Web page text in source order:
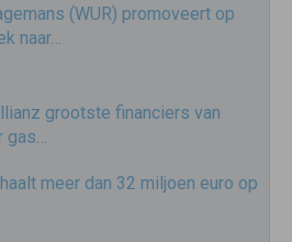
(WUR) promoveert op
naar…
grootste financiers van
gas…
meer dan 32 miljoen euro op